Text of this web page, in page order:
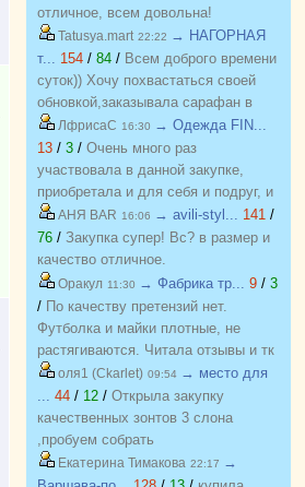
отличное, всем довольна!
Tatusya.mart 22:22 → НАГОРНАЯ
т... 154 / 84 / Всем доброго времени
суток)) Хочу похвастаться своей
обновкой,заказывала сарафан в
закупке (Нагорная трикотаж) и
осталась в полном восторге от
качества)) Соответствие
размерности и качество Выше
всяких похвал))
ЛфрисаС 16:30 → Одежда FIN...
13 / 3 / Очень много раз
участвовала в данной закупке,
приобретала и для себя и подруг, и
джинсы, и джемпера, и платья, и
блузки, вещи качественные,
соответствуют размеру и
описанию, организатор умничка
всегда оперативно отвечает, с
удовольствием буду участвовать
еще!
АНЯ BAR 16:06 → avili-styl... 141 /
76 / Закупка супер! Вс? в размер и
качество отличное.
Оракул 11:30 → Фабрика тр... 9 / 3
/ По качеству претензий нет.
Футболка и майки плотные, не
растягиваются. Читала отзывы и тк
люблю не в облипку вещи, на свой
46р-р заказала все вещи 48, все
равно получилось в облипку, и на
мой взгляд на рост 165-168
женский, у меня 173 мне
коротковато, но ношу все вещи с
оля1 (Ckarlet) 09:54 → место для
... 44 / 12 / Открыла закупку
качественных зонтов 3 слона
,пробуем собрать
https://zakupki.deti74.ru/index.php?
route=purchase/show&id=1851321
Екатерина Тимакова 22:17 →